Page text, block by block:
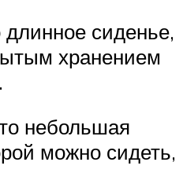
сиденье,
хранением
небольшая
можно сидеть,